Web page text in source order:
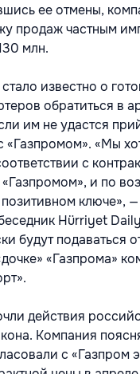
ее отмены,
продаж частным
млн.
известно о
обратиться в
им не удастся
«Газпромом». «Мы
с
и по
ключе»,
Hürriyet
будут подаваться
«Газпрома»
действия
Компания
с «Газпром